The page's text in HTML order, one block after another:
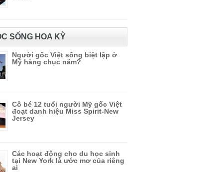
SỐNG HOA KỲ
Người gốc Việt sống biệt lập ở
Mỹ hàng chục năm?
Cô bé 12 tuổi người Mỹ gốc Việt
đoạt danh hiệu Miss Spirit-New
Jersey
Các hoạt động cho du học sinh
tại New York là ước mơ của riêng
ai